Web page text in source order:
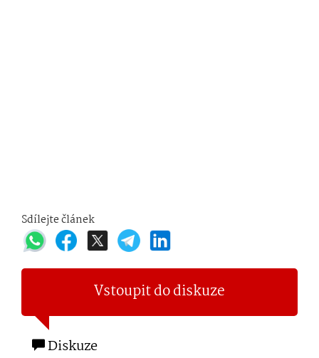
Sdílejte článek
Vstoupit do diskuze
Diskuze